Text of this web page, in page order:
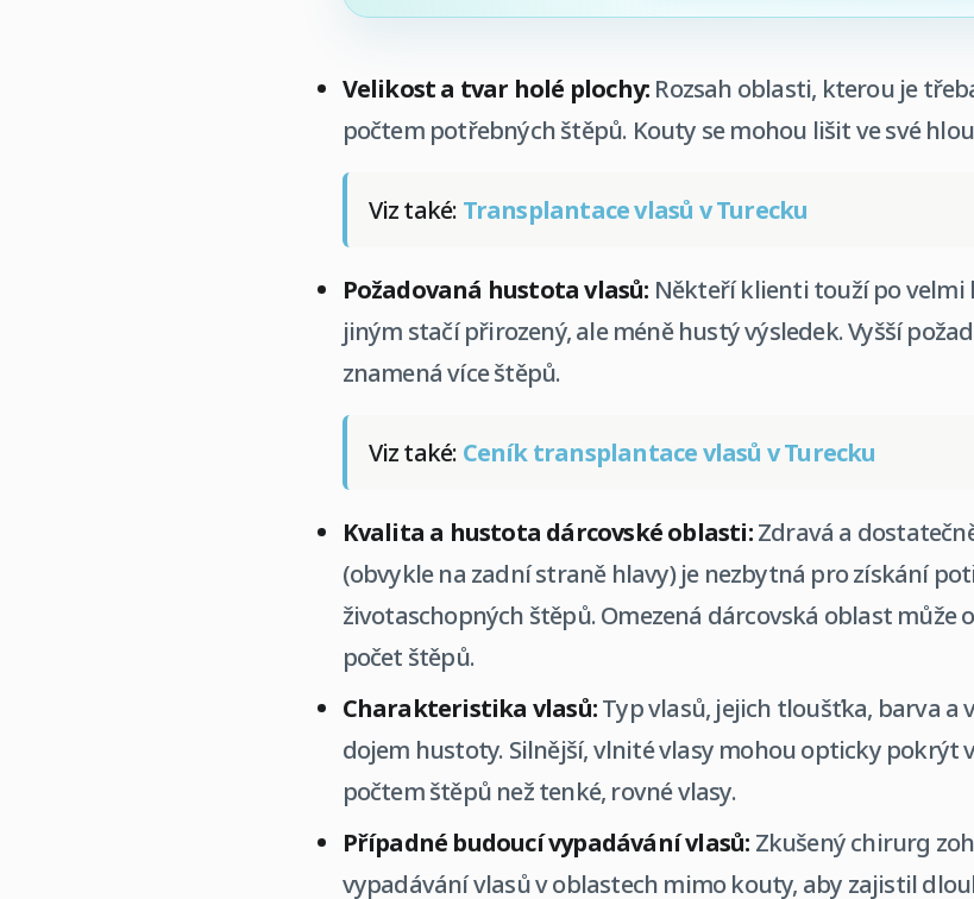
Velikost a tvar holé plochy: Rozsah oblasti, kterou je
počtem potřebných štěpů. Kouty se mohou lišit ve své
Viz také: Transplantace vlasů v Turecku
Požadovaná hustota vlasů: Někteří klienti touží po velmi
jiným stačí přirozený, ale méně hustý výsledek. Vyšší
znamená více štěpů.
Viz také: Ceník transplantace vlasů v Turecku
Kvalita a hustota dárcovské oblasti:Zdravá a
(obvykle na zadní straně hlavy) je nezbytná pro získání
životaschopných štěpů. Omezená dárcovská oblast může
počet štěpů.
Charakteristika vlasů:Typ vlasů, jejich tloušťka, barva
dojem hustoty. Silnější, vlnité vlasy mohou opticky pokrýt
počtem štěpů než tenké, rovné vlasy.
Případné budoucí vypadávání vlasů: Zkušený chirurg
vypadávání vlasů v oblastech mimo kouty, aby zajistil